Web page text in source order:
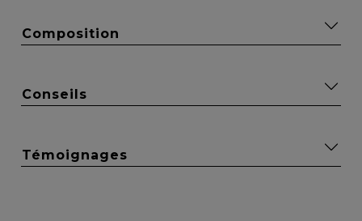
Composition
Conseils
Témoignages